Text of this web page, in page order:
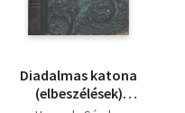
Diadalmas katona
(elbeszélések)